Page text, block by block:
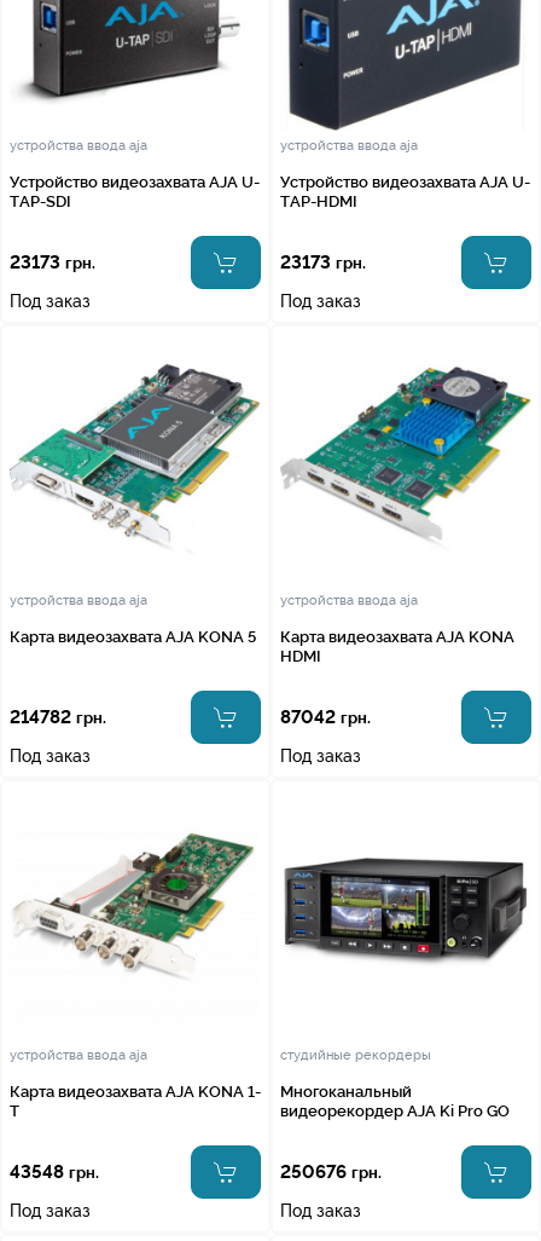
устройства ввода aja
Устройство видеозахвата AJA U-
TAP-SDI
23173 грн.
Под заказ
устройства ввода aja
Устройство видеозахвата AJA U-
TAP-HDMI
23173 грн.
Под заказ
устройства ввода aja
Карта видеозахвата AJA KONA 5
214782 грн.
Под заказ
устройства ввода aja
Карта видеозахвата AJA KONA
HDMI
87042 грн.
Под заказ
устройства ввода aja
Карта видеозахвата AJA KONA 1-
T
43548 грн.
Под заказ
студийные рекордеры
Многоканальный
видеорекордер AJA Ki Pro GO
250676 грн.
Под заказ